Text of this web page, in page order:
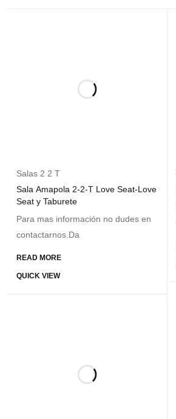
Salas 2 2 T
Sala Amapola 2-2-T Love Seat-Love
Seat y Taburete
Para mas información no dudes en
contactarnos.Da
READ MORE
QUICK VIEW